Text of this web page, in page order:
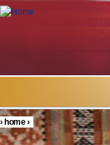
Skip to main content
You are here
›home›